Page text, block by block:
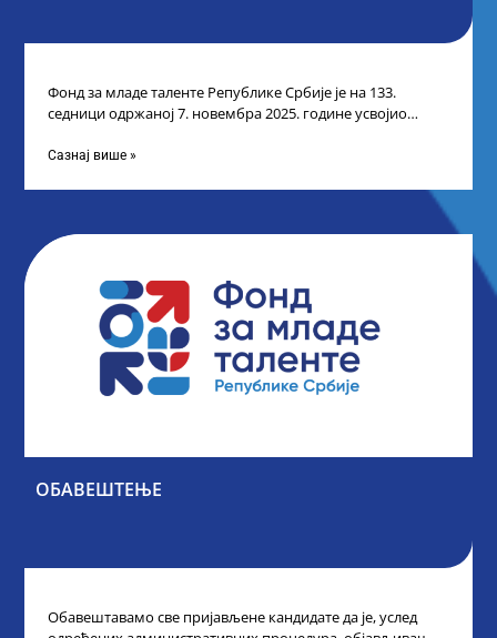
Фонд за младе таленте Републике Србије је на 133.
седници одржаној 7. новембра 2025. године усвојио
Сазнај више »
ОБАВЕШТЕЊЕ
Обавештавамо све пријављене кандидате да је, услед